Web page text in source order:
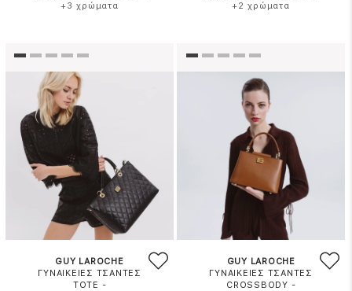
+3 χρώματα
+2 χρώματα
GUY LAROCHE
ΓΥΝΑΙΚΕΙΕΣ ΤΣΑΝΤΕΣ
TOTE -
GUY LAROCHE
ΓΥΝΑΙΚΕΙΕΣ ΤΣΑΝΤΕΣ
CROSSBODY -